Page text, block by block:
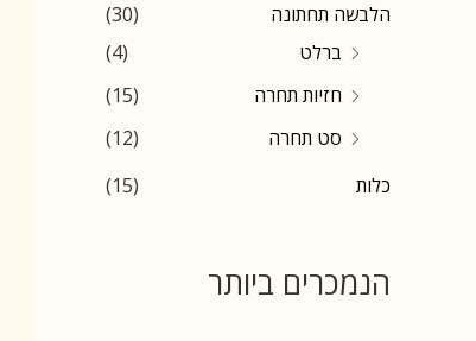
הלבשה תחתונה
(30)
ברלט
(4)
חזיות תחרה
(15)
סט תחרה
(12)
כלות
(15)
הנמכרים ביותר